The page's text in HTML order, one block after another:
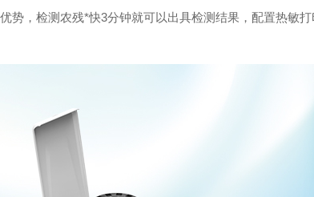
势，检测农残*快3分钟就可以出具检测结果，配置热敏